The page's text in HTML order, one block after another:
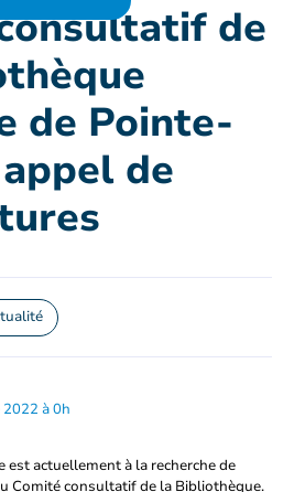
de
de Pointe-
de
à 0h
est actuellement à la recherche de
Comité consultatif de la Bibliothèque.